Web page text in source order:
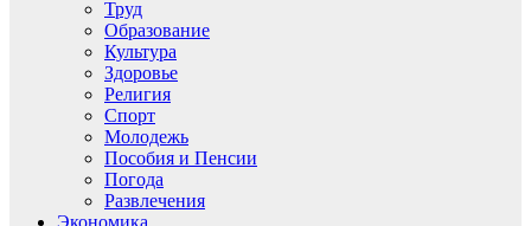
Труд
Образование
Культура
Здоровье
Религия
Спорт
Молодежь
Пособия и Пенсии
Погода
Развлечения
Экономика